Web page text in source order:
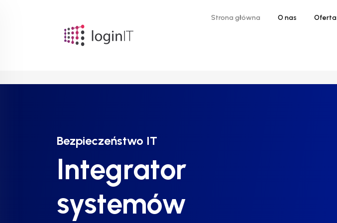
Strona główna O nas Oferta
Bezpieczeństwo IT
Integrator
systemów
Bezpieczeństwo IT
Integrator
systemów
Bezpieczeństwo IT
Integrator
systemów